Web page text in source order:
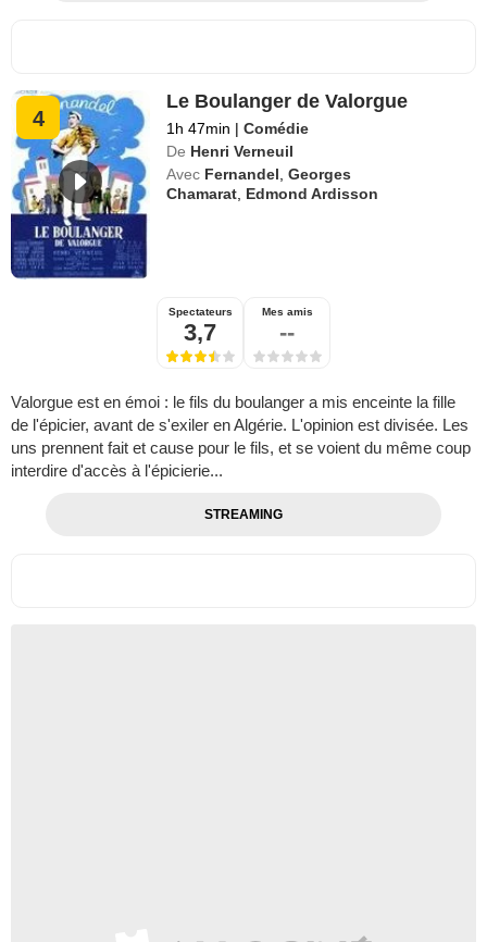
4
Le Boulanger de Valorgue
1h 47min | Comédie
De Henri Verneuil
Avec Fernandel ,Georges
Chamarat Edmond Ardisson
Spectateurs
3,7
Mes amis
--
Valorgue est en émoi : le fils du boulanger a mis enceinte la fille
de l'épicier, avant de s'exiler en Algérie. L'opinion est divisée. Les
uns prennent fait et cause pour le fils, et se voient du même coup
interdire d'accès à l'épicierie...
STREAMING